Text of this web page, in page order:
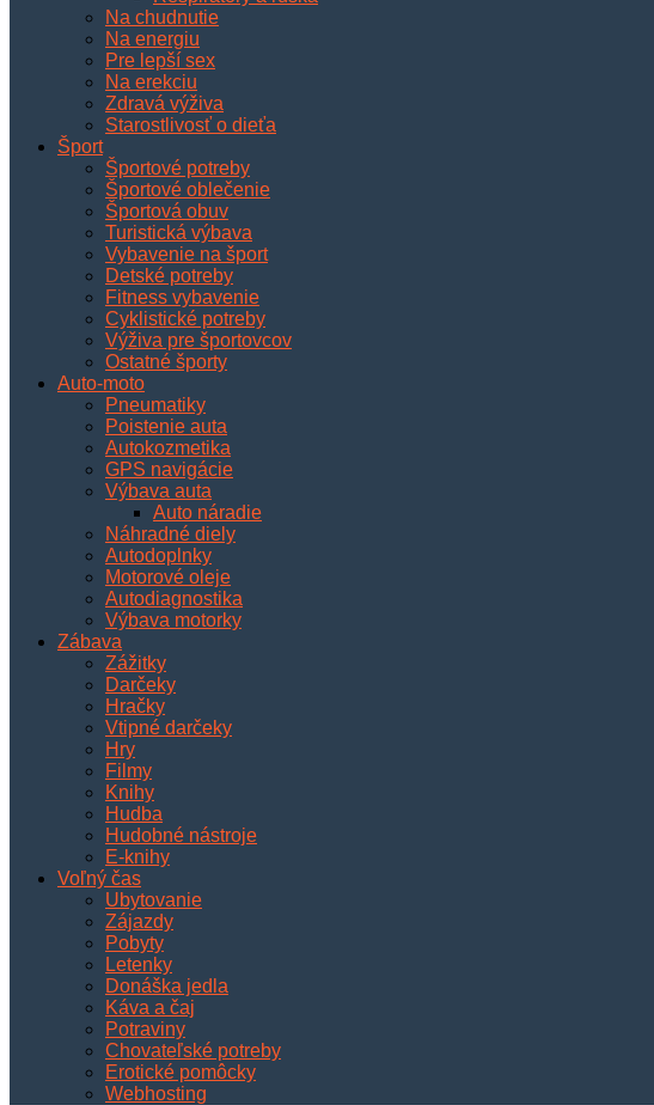
Na chudnutie
Na energiu
Pre lepší sex
Na erekciu
Zdravá výživa
Starostlivosť o dieťa
Šport
Športové potreby
Športové oblečenie
Športová obuv
Turistická výbava
Vybavenie na šport
Detské potreby
Fitness vybavenie
Cyklistické potreby
Výživa pre športovcov
Ostatné športy
Auto-moto
Pneumatiky
Poistenie auta
Autokozmetika
GPS navigácie
Výbava auta
Auto náradie
Náhradné diely
Autodoplnky
Motorové oleje
Autodiagnostika
Výbava motorky
Zábava
Zážitky
Darčeky
Hračky
Vtipné darčeky
Hry
Filmy
Knihy
Hudba
Hudobné nástroje
E-knihy
Voľný čas
Ubytovanie
Zájazdy
Pobyty
Letenky
Donáška jedla
Káva a čaj
Potraviny
Chovateľské potreby
Erotické pomôcky
Webhosting